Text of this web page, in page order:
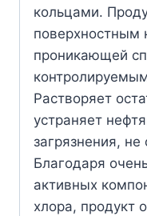
кольцами.
поверхностным
проникающей
Растворяет
устраняет
загрязнения, не
Благодаря
активных
хлора, продукт